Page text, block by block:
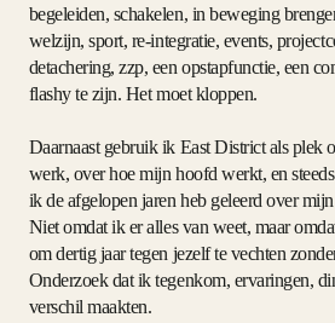
begeleiden, schakelen, in beweging
welzijn, sport, re-integratie, events,
detachering, zzp, een opstapfunctie, een
flashy te zijn. Het moet kloppen.
Daarnaast gebruik ik East District als plek
werk, over hoe mijn hoofd werkt, en
ik de afgelopen jaren heb geleerd over
Niet omdat ik er alles van weet, maar
om dertig jaar tegen jezelf te vechten
Onderzoek dat ik tegenkom, ervaringen,
verschil maakten.